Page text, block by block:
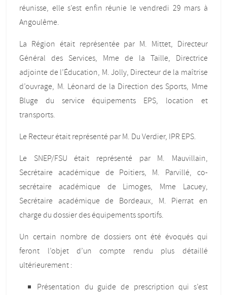
réunisse, elle s’est enfin réunie le vendredi 29 mars à
Angoulême.
La Région était représentée par M. Mittet, Directeur
Général des Services, Mme de la Taille, Directrice
adjointe de l’Éducation, M. Jolly, Directeur de la maîtrise
d’ouvrage, M. Léonard de la Direction des Sports, Mme
Bluge du service équipements EPS, location et
transports.
Le Recteur était représenté par M. Du Verdier, IPR EPS.
Le SNEP/FSU était représenté par M. Mauvillain,
Secrétaire académique de Poitiers, M. Parvillé, co-
secrétaire académique de Limoges, Mme Lacuey,
Secrétaire académique de Bordeaux, M. Pierrat en
charge du dossier des équipements sportifs.
Un certain nombre de dossiers ont été évoqués qui
feront l’objet d’un compte rendu plus détaillé
ultérieurement :
Présentation du guide de prescription qui s’est